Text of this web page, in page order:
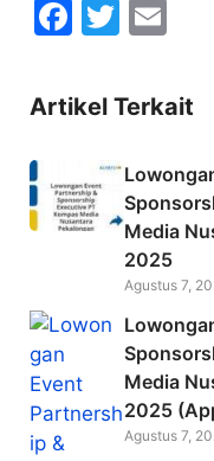
F
c
e
o
o
T
itt
er
ai
l
Artikel Terkait
Media
2025
Agustus 7,
Media
2025
Agustus 7,